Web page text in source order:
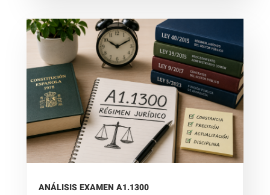
ANÁLISIS EXAMEN A1.1300